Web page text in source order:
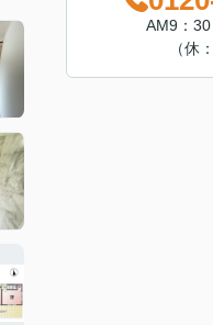
AM9：
（休